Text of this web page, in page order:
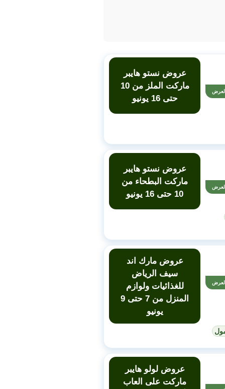
عروض نستو هايبر
ماركت الملز من 10
حتى 16 يونيو
عروض نستو هايبر
ماركت البطحاء من
10 حتى 16 يونيو
عروض مارك اند
سيف الرياض
للغذائيات ولوازم
المنزل من 7 حتى 9
يونيو
عروض لولو هايبر
ماركت على العاب